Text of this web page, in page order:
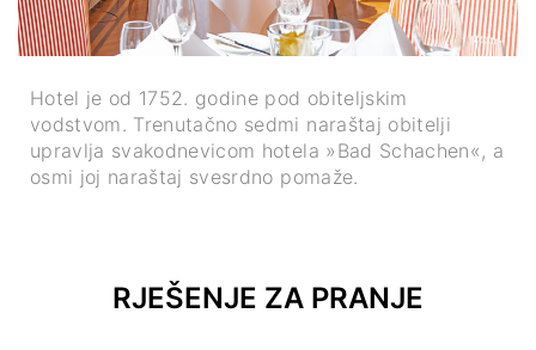
Hotel je od 1752. godine pod obiteljskim
vodstvom. Trenutačno sedmi naraštaj obitelji
upravlja svakodnevicom hotela »Bad Schachen«, a
osmi joj naraštaj svesrdno pomaže.
RJEŠENJE ZA PRANJE